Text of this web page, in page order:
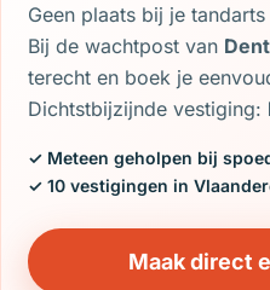
Geen plaats bij je
Bij de wachtpost van
terecht en boek je
Dichtstbijzijnde vestiging:
✓ Meteen geholpen bij
✓ 10 vestigingen in
Maak direct